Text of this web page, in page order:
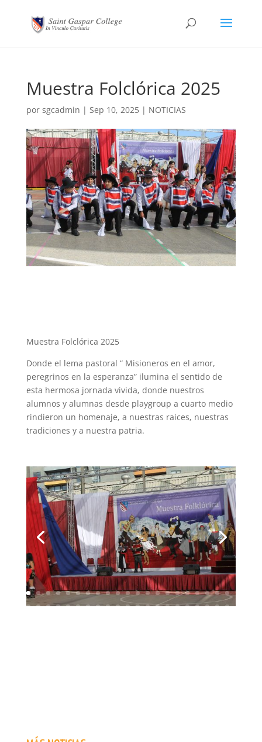
Muestra Folclórica 2025
por sgcadmin | Sep 10, 2025| NOTICIAS
Muestra Folclórica 2025
Donde el lema pastoral “ Misioneros en el amor,
peregrinos en la esperanza” ilumina el sentido de
esta hermosa jornada vivida, donde nuestros
alumnos y alumnas desde playgroup a cuarto medio
rindieron un homenaje, a nuestras raices, nuestras
tradiciones y a nuestra patria.